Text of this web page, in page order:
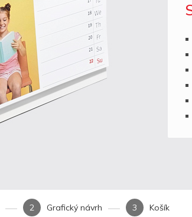
Grafický návrh Košík